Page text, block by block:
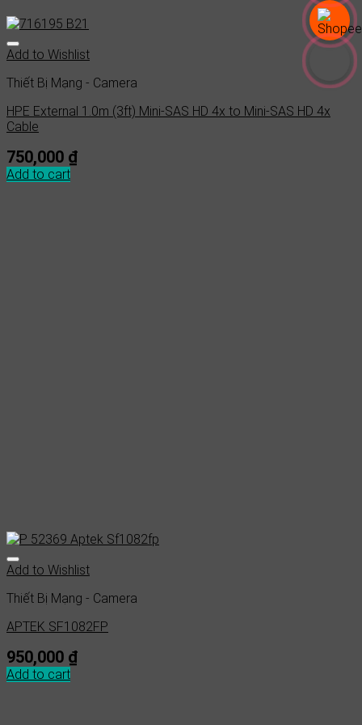
Add to Wishlist
Thiết Bị Mạng - Camera
HPE External 1.0m (3ft) Mini-SAS HD 4x to Mini-SAS HD 4x
Cable
750,000 ₫
Add to cart
Add to Wishlist
Thiết Bị Mạng - Camera
APTEK SF1082FP
950,000 ₫
Add to cart